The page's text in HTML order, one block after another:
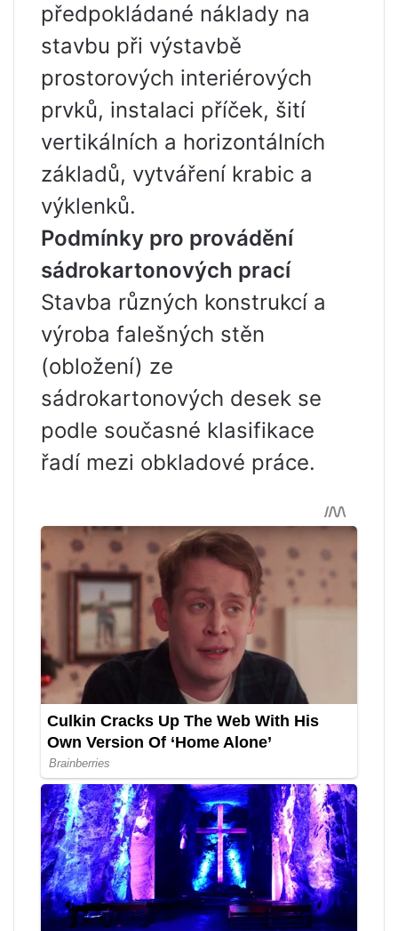
předpokládané náklady na
stavbu při výstavbě
prostorových interiérových
prvků, instalaci příček, šití
vertikálních a horizontálních
základů, vytváření krabic a
výklenků.
Podmínky pro provádění
sádrokartonových prací
Stavba různých konstrukcí a
výroba falešných stěn
(obložení) ze
sádrokartonových desek se
podle současné klasifikace
řadí mezi obkladové práce.